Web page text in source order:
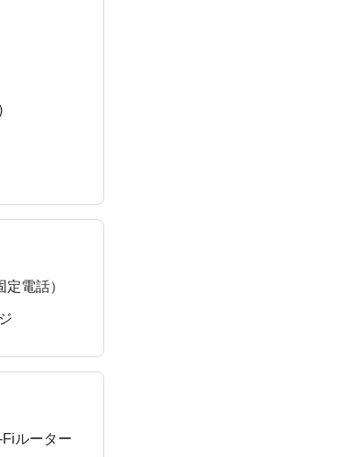
電話）
ルーター